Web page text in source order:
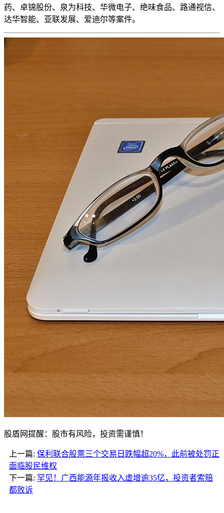
药、卓锦股份、泉为科技、华微电子、绝味食品、路通视信、
达华智能、亚联发展、爱迪尔等案件。
股盾网提醒：股市有风险，投资需谨慎！
上一篇: 保利联合股票三个交易日跌幅超20%，此前被处罚正
面临股民维权
下一篇: 罕见！广西能源年报收入虚增逾35亿，投资者索赔
都败诉